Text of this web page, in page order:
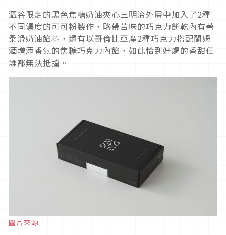
澀谷限定的黑色焦糖奶油夾心三明治外層中加入了2種
不同濃度的可可粉製作，略帶苦味的巧克力餅乾內有著
柔滑奶油餡料，還有以哥倫比亞產2種巧克力搭配蘭姆
酒增添香氣的焦糖巧克力內餡，如此恰到好處的香甜任
誰都無法抵擋。
圖片來源